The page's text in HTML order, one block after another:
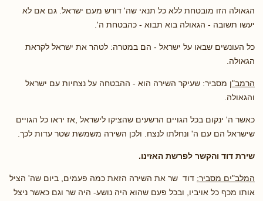
הגאולה הזו מובטחת ללא כל תנאי שה' דורש מעם ישראל. גם אם לא
יעשו תשובה - הגאולה בוא תבוא - כהבטחת ה'.
כל העונשים שבאו על ישראל - הם במטרה: לטהר את ישראל לקראת
הגאולה.
הרמב"ן מסביר: שעיקר השירה הוא - ההבטחה על נצחיות עם ישראל
והגאולה.
כאשר ה' ינקום בכל הגויים הרשעים שהציקו לישראל ,אז יראו כל הגויים
שישראל הם עם ה' ונחלתו לנצח. ולכן השירה משמשת שטר עדות לכך.
שירת דוד והקשר לפרשת האזינו.
המלב"ים מסביר: דוד שר את השירה הזאת כמה פעמים, ביום שה' הציל
אותו מכף כל אויביו, ובכל פעם שהוא היה נושע- היה שר וגם כאשר ניצל